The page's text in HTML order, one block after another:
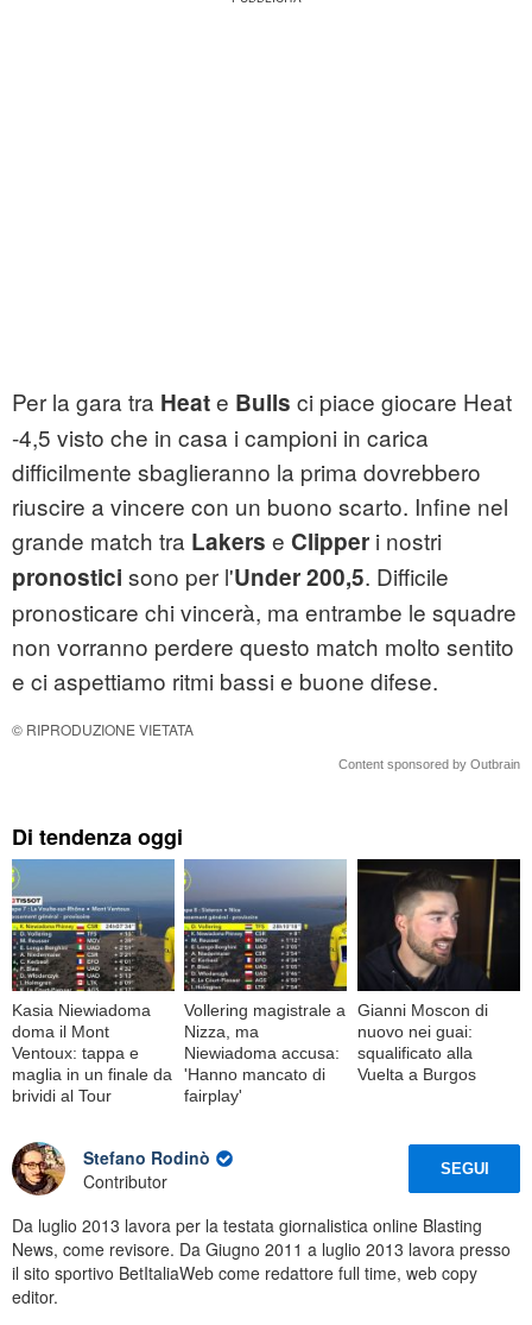
Per la gara tra Heate Bulls ci piace giocare Heat
-4,5 visto che in casa i campioni in carica
difficilmente sbaglieranno la prima dovrebbero
riuscire a vincere con un buono scarto. Infine nel
grande match tra Lakers e Clipper i nostri
pronostici sono per l'Under 200,5. Difficile
pronosticare chi vincerà, ma entrambe le squadre
non vorranno perdere questo match molto sentito
e ci aspettiamo ritmi bassi e buone difese.
© RIPRODUZIONE VIETATA
Content sponsored by Outbrain
Di tendenza oggi
Kasia Niewiadoma
doma il Mont
Ventoux: tappa e
maglia in un finale da
brividi al Tour
Vollering magistrale a
Nizza, ma
Niewiadoma accusa:
'Hanno mancato di
fairplay'
Gianni Moscon di
nuovo nei guai:
squalificato alla
Vuelta a Burgos
Stefano Rodinò
Contributor
SEGUI
Da luglio 2013 lavora per la testata giornalistica online Blasting
News, come revisore. Da Giugno 2011 a luglio 2013 lavora presso
il sito sportivo BetItaliaWeb come redattore full time, web copy
editor.